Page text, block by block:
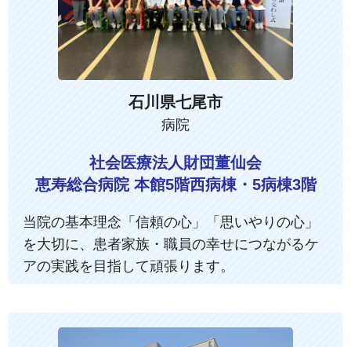
石川県七尾市
病院
社会医療法人財団董仙会
恵寿総合病院 本館5階西病棟・5病棟3階
当院の基本理念「信頼の心」「思いやりの心」
を大切に、患者家族・職員の幸せにつながるケ
アの実践を目指して頑張ります。